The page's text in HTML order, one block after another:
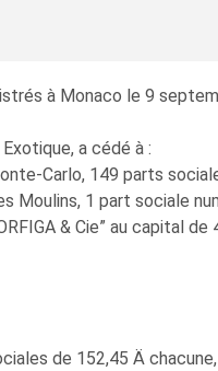
à Monaco le 9
a cédé à :
Carlo, 149 parts
Moulins, 1 part sociale
& Cie” au capital
de 152,45 Ä